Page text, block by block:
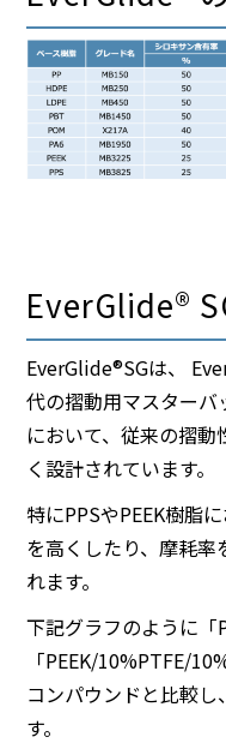
EverGlide®
EverGlide®SGは、
代の摺動用マスター
において、従来の摺
く設計されています。
特にPPSやPEEK樹脂
を高くしたり、摩耗
れます。
下記グラフのように「
「PEEK/10%PTFE/
コンパウンドと比較
す。